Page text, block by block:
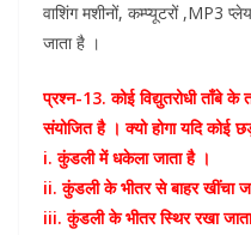
वाशिंग मशीनों, कम्प्यूटरों ,MP3
जाता है ।
प्रश्न-13. कोई विद्युतरोधी ताँबे के
संयोजित है । क्यो होगा यदि कोई
i. कुंडली में धकेला जाता है ।
ii. कुंडली के भीतर से बाहर खींचा
iii. कुंडली के भीतर स्थिर रखा